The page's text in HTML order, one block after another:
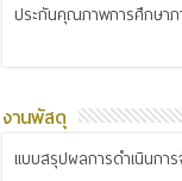
ประกันคุณภาพการศึกษาภ
งานพัสดุ
แบบสรุปผลการดำเนินกา